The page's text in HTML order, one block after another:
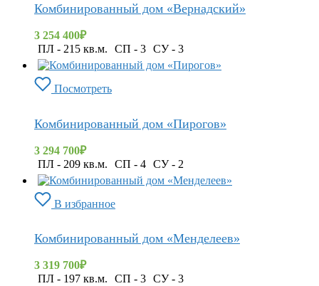
Комбинированный дом «Вернадский»
3 254 400₽
ПЛ - 215 кв.м.
СП - 3 СУ - 3
Посмотреть
Комбинированный дом «Пирогов»
3 294 700₽
ПЛ - 209 кв.м.
СП - 4 СУ - 2
В избранное
Комбинированный дом «Менделеев»
3 319 700₽
ПЛ - 197 кв.м.
СП - 3 СУ - 3